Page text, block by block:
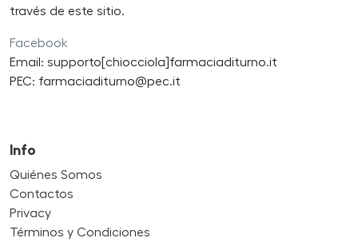
través de este sitio.
Facebook
Email: supporto[chiocciola]farmaciaditurno.it
PEC: farmaciaditurno@pec.it
Info
Quiénes Somos
Contactos
Privacy
Términos y Condiciones